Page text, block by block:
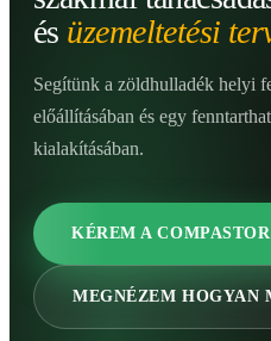
és üzemeltetési
Segítünk a zöldhulladék helyi
előállításában és egy
kialakításában.
KÉREM A
MEGNÉZEM HOGYAN